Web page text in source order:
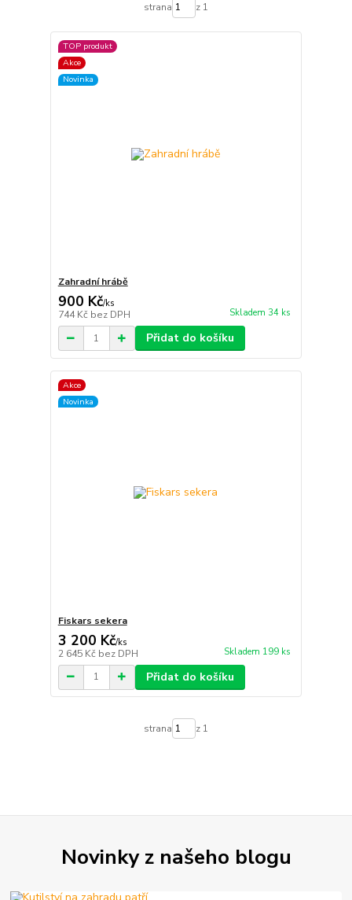
strana z 1
TOP produkt
Akce
Novinka
Zahradní hrábě
900 Kč/ks
744 Kč bez DPH Skladem 34 ks
Přidat do košíku
Akce
Novinka
Fiskars sekera
3 200 Kč/ks
2 645 Kč bez DPH Skladem 199 ks
Přidat do košíku
strana z 1
Novinky z našeho blogu